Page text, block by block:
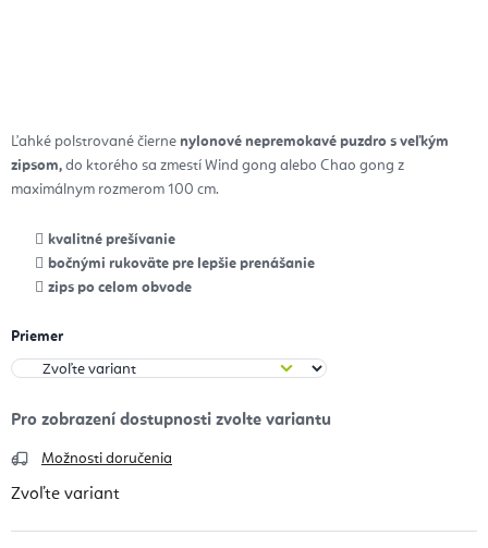
Ľahké polstrované čierne nylonové nepremokavé puzdro s veľkým
zipsom, do ktorého sa zmestí Wind gong alebo Chao gong z
maximálnym rozmerom 100 cm.
kvalitné prešívanie
bočnými rukoväte pre lepšie prenášanie
zips po celom obvode
Priemer
Možnosti doručenia
Zvoľte variant